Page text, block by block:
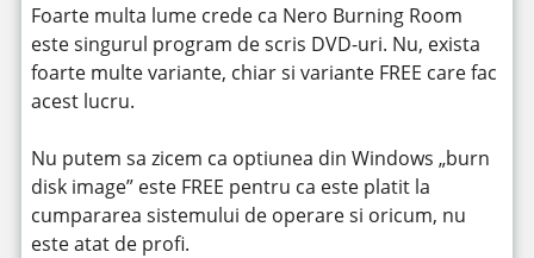
Foarte multa lume crede ca Nero Burning Room
este singurul program de scris DVD-uri. Nu, exista
foarte multe variante, chiar si variante FREE care fac
acest lucru.
Nu putem sa zicem ca optiunea din Windows „burn
disk image” este FREE pentru ca este platit la
cumpararea sistemului de operare si oricum, nu
este atat de profi.